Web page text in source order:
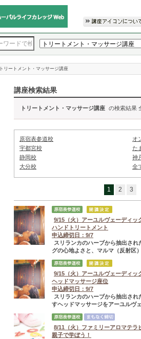
トリートメント・マッサージ講座
講座検索結果
トリートメント・マッサージ講座 の検索結果
原宿表参道校
オ
宇都宮校
た
静岡校
神
大分校
全
1 2 3
9/15（火）アーユルヴェーディッ
ハンドトリートメント
申込締切日：9/7
スリランカのハーブから抽出さ
グの心地よさと、マルマ（反射区
9/15（火）アーユルヴェーディッ
ヘッドマッサージ座位
申込締切日：9/7
スリランカのハーブから抽出さ
すヘッドマッサージをアーユルヴ
8/11（火）ファミリーアロマテラ
親子で学ぼう！